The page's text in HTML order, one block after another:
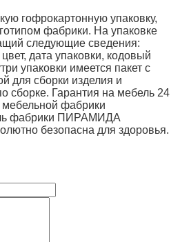
гофрокартонную упаковку,
фабрики. На упаковке
следующие сведения:
дата упаковки, кодовый
упаковки имеется пакет с
для сборки изделия и
сборке. Гарантия на мебель 24
фабрики
фабрики ПИРАМИДА
безопасна для здоровья.